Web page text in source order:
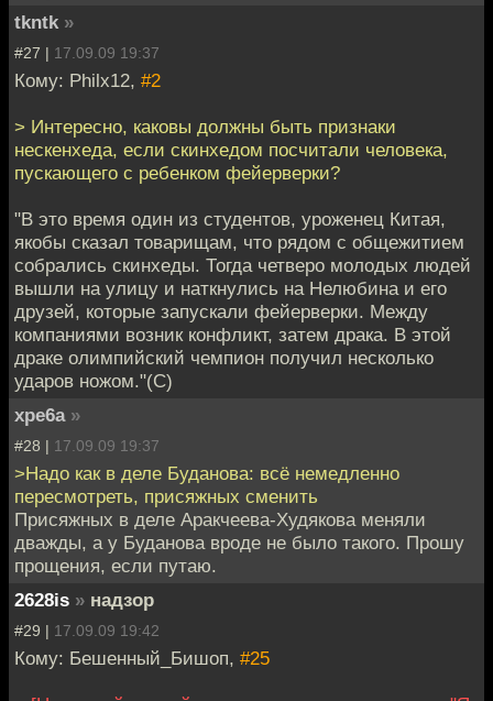
tkntk »
#27 | 17.09.09 19:37
Кому: Philx12, #2
> Интересно, каковы должны быть признаки
нескенхеда, если скинхедом посчитали человека,
пускающего с ребенком фейерверки?
"В это время один из студентов, уроженец Китая,
якобы сказал товарищам, что рядом с общежитием
собрались скинхеды. Тогда четверо молодых людей
вышли на улицу и наткнулись на Нелюбина и его
друзей, которые запускали фейерверки. Между
компаниями возник конфликт, затем драка. В этой
драке олимпийский чемпион получил несколько
ударов ножом."(С)
xpe6a »
#28 | 17.09.09 19:37
>Надо как в деле Буданова: всё немедленно
пересмотреть, присяжных сменить
Присяжных в деле Аракчеева-Худякова меняли
дважды, а у Буданова вроде не было такого. Прошу
прощения, если путаю.
2628is » надзор
#29 | 17.09.09 19:42
Кому: Бешенный_Бишоп, #25